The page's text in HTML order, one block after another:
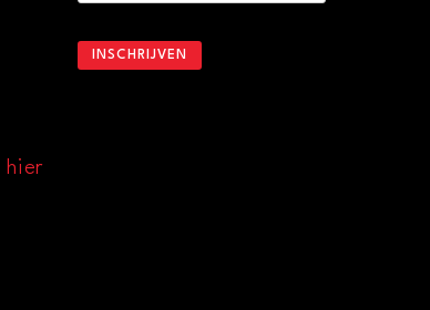
hier